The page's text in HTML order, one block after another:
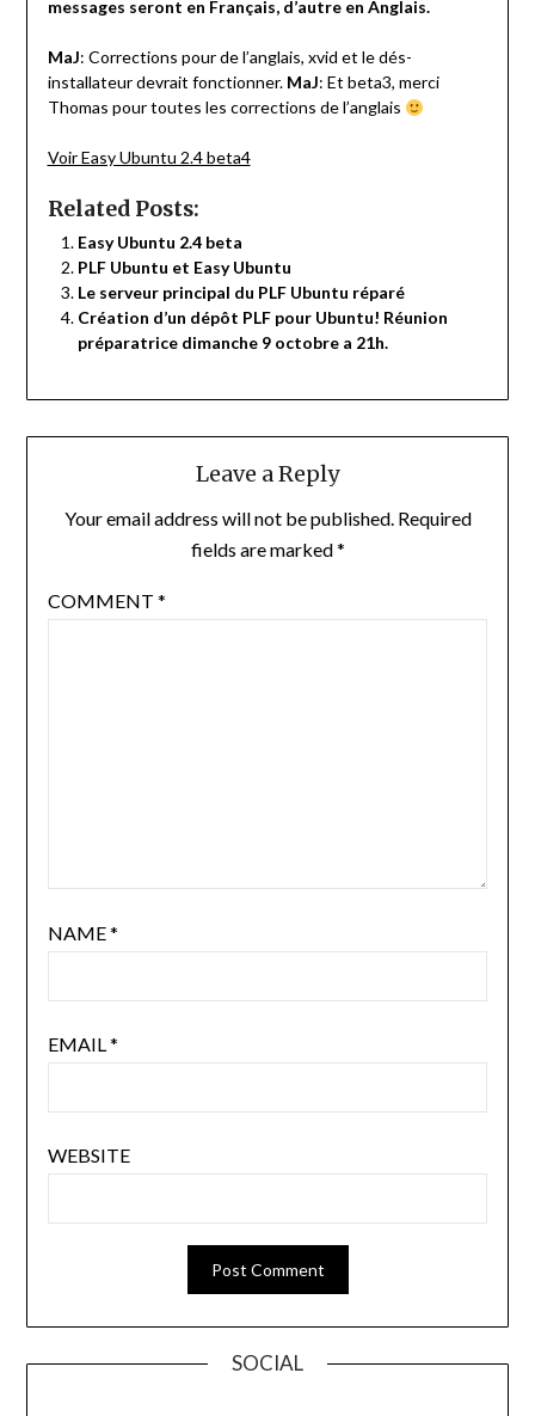
messages seront en Français, d’autre en Anglais.
MaJ: Corrections pour de l’anglais, xvid et le dés-
installateur devrait fonctionner. MaJ: Et beta3, merci
Thomas pour toutes les corrections de l’anglais
Voir Easy Ubuntu 2.4 beta4
Related Posts:
Easy Ubuntu 2.4 beta
PLF Ubuntu et Easy Ubuntu
Le serveur principal du PLF Ubuntu réparé
Création d’un dépôt PLF pour Ubuntu! Réunion
préparatrice dimanche 9 octobre a 21h.
Leave a Reply
Your email address will not be published. Required
fields are marked*
COMMENT *
NAME*
EMAIL*
WEBSITE
SOCIAL